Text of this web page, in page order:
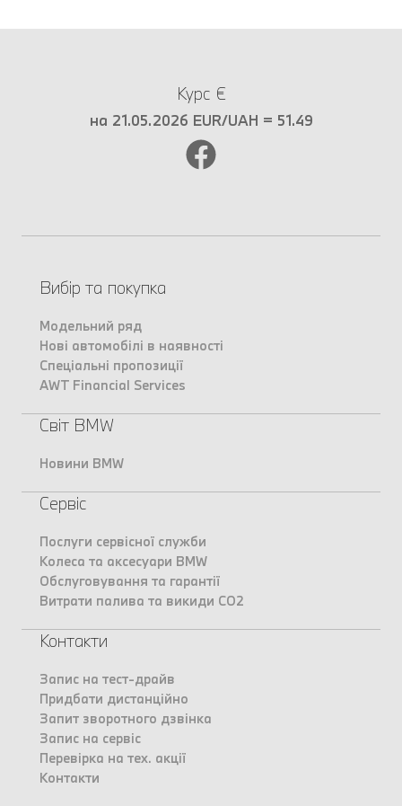
Курс €
на 21.05.2026 EUR/UAH = 51.49
Вибір та покупка
Модельний ряд
Нові автомобілі в наявності
Спеціальні пропозиції
AWT Financial Services
Світ BMW
Новини BMW
Сервіс
Послуги сервісної служби
Колеса та аксесуари BMW
Обслуговування та гарантії
Витрати палива та викиди CO2
Контакти
Запис на тест-драйв
Придбати дистанційно
Запит зворотного дзвінка
Запис на сервіс
Перевірка на тех. акції
Контакти